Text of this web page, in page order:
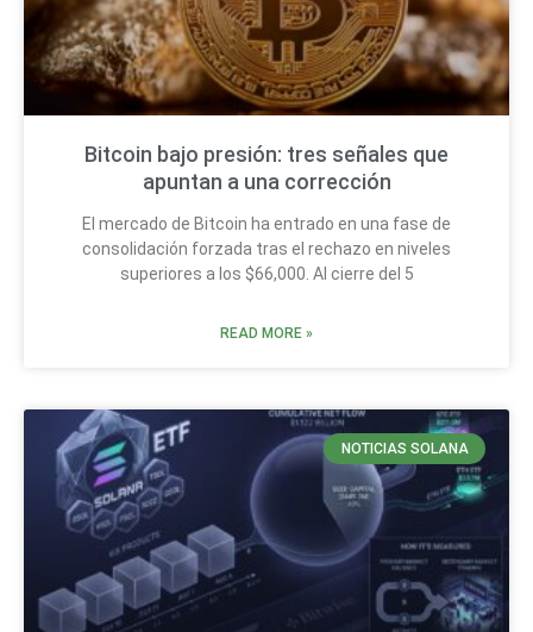
Bitcoin bajo presión: tres señales que
apuntan a una corrección
El mercado de Bitcoin ha entrado en una fase de
consolidación forzada tras el rechazo en niveles
superiores a los $66,000. Al cierre del 5
READ MORE »
NOTICIAS SOLANA